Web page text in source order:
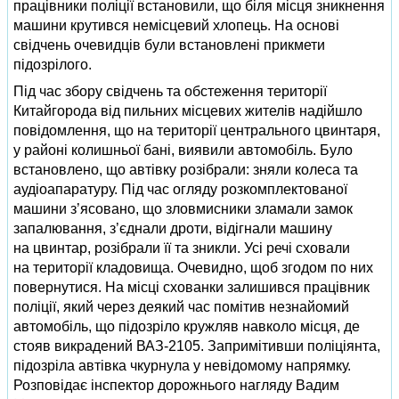
працівники поліції встановили, що біля місця зникнення
машини крутився немісцевий хлопець. На основі
свідчень очевидців були встановлені прикмети
підозрілого.
Під час збору свідчень та обстеження території
Китайгорода від пильних місцевих жителів надійшло
повідомлення, що на території центрального цвинтаря,
у районі колишньої бані, виявили автомобіль. Було
встановлено, що автівку розібрали: зняли колеса та
аудіоапаратуру. Під час огляду розкомплектованої
машини з’ясовано, що зловмисники зламали замок
запалювання, з’єднали дроти, відігнали машину
на цвинтар, розібрали її та зникли. Усі речі сховали
на території кладовища. Очевидно, щоб згодом по них
повернутися. На місці схованки залишився працівник
поліції, який через деякий час помітив незнайомий
автомобіль, що підозріло кружляв навколо місця, де
стояв викрадений ВАЗ-2105. Запримітивши поліціянта,
підозріла автівка чкурнула у невідомому напрямку.
Розповідає інспектор дорожнього нагляду Вадим